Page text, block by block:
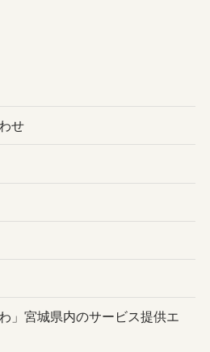
せ
」宮城県内のサービス提供エ